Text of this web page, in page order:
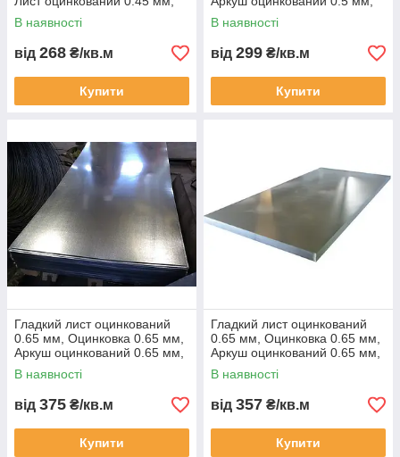
Жерсть оцинкована 0.45 мм,
В наявності
від 268 ₴/кв.м
Купити
Жина оцинкована 0.5 мм,
В наявності
від 299 ₴/кв.м
Купити
Гладкий лист оцинкований
0.65 мм, Оцинковка 0.65 мм,
Аркуш оцинкований 0.65 мм,
Жіночий 0.6 мм,
В наявності
від 375 ₴/кв.м
Купити
Гладкий лист оцинкований
0.65 мм, Оцинковка 0.65 мм,
Аркуш оцинкований 0.65 мм,
Жіноча оцинкована 0.65 мм,
В наявності
від 357 ₴/кв.м
Купити